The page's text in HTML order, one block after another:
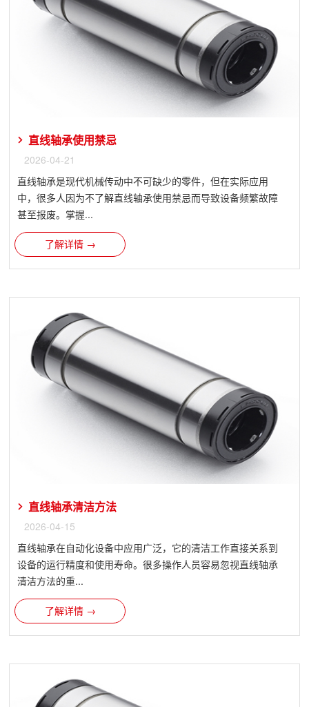
直线轴承使用禁忌
2026-04-21
直线轴承是现代机械传动中不可缺少的零件，但在实际应用
中，很多人因为不了解直线轴承使用禁忌而导致设备频繁故障
甚至报废。掌握...
了解详情 →
直线轴承清洁方法
2026-04-15
直线轴承在自动化设备中应用广泛，它的清洁工作直接关系到
设备的运行精度和使用寿命。很多操作人员容易忽视直线轴承
清洁方法的重...
了解详情 →